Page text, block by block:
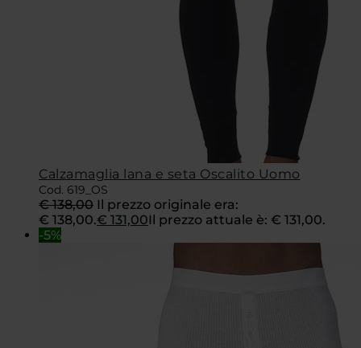
Calzamaglia lana e seta Oscalito Uomo
Cod. 619_OS
€138,00 Il prezzo originale era:
€ 138,00.€ 131,00Il prezzo attuale è: € 131,00.
-5%